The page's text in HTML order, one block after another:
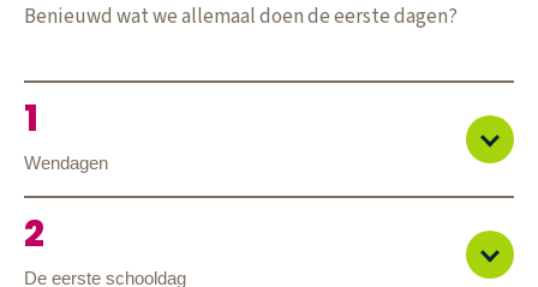
Benieuwd wat we allemaal doen de eerste dagen?
Wendagen
De eerste schooldag